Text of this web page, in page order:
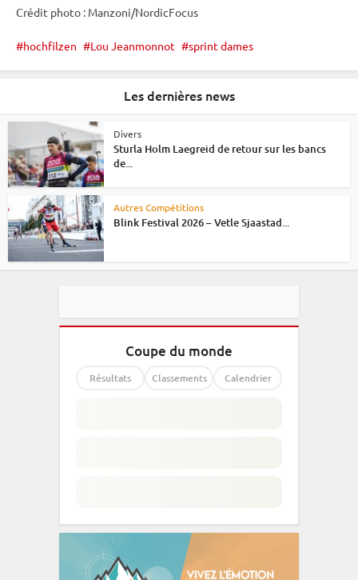
Crédit photo : Manzoni/NordicFocus
hochfilzen Lou Jeanmonnot sprint dames
Les dernières news
Divers
Sturla Holm Laegreid de retour sur les bancs
de...
Autres Compétitions
Blink Festival 2026 – Vetle Sjaastad...
Coupe du monde
Résultats Classements Calendrier